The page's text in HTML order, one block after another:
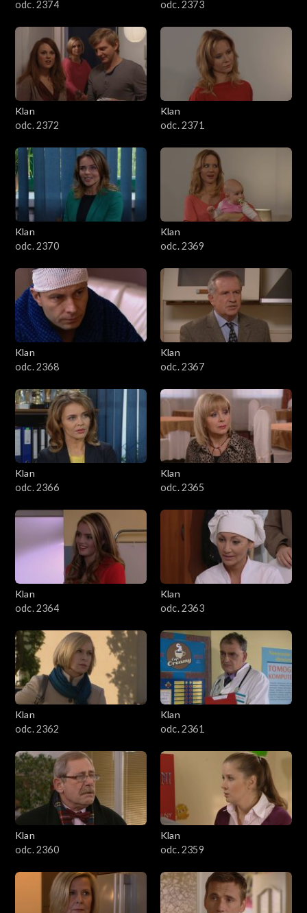
odc. 2374 odc. 2373
Klan
odc. 2372
Klan
odc. 2371
Klan
odc. 2370
Klan
odc. 2369
Klan
odc. 2368
Klan
odc. 2367
Klan
odc. 2366
Klan
odc. 2365
Klan
odc. 2364
Klan
odc. 2363
Klan
odc. 2362
Klan
odc. 2361
Klan
odc. 2360
Klan
odc. 2359